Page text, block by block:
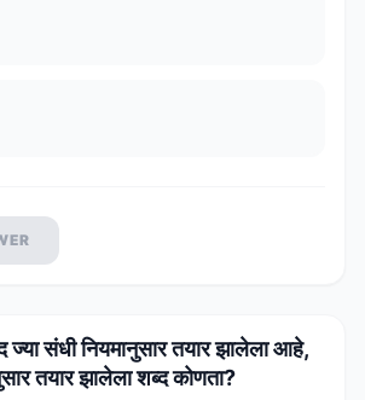
ज्या संधी नियमानुसार तयार झालेला आहे,
तयार झालेला शब्द कोणता?